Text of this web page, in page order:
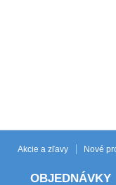
Akcie a zľavy Nové
OBJEDNÁVKY